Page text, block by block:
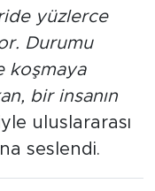
yüzlerce
Durumu
koşmaya
bir insanın
uluslararası
seslendi.